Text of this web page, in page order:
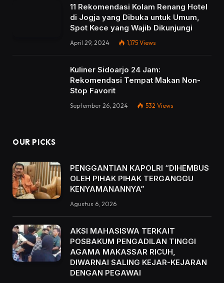
11 Rekomendasi Kolam Renang Hotel
di Jogja yang Dibuka untuk Umum,
Spot Kece yang Wajib Dikunjungi
April 29, 2024 1,175 Views
Kuliner Sidoarjo 24 Jam:
Rekomendasi Tempat Makan Non-
Stop Favorit
September 26, 2024 532 Views
OUR PICKS
PENGGANTIAN KAPOLRI “DIHEMBUS
OLEH PIHAK PIHAK TERGANGGU
KENYAMANANNYA”
Agustus 6, 2026
AKSI MAHASISWA TERKAIT
POSBAKUM PENGADILAN TINGGI
AGAMA MAKASSAR RICUH,
DIWARNAI SALING KEJAR-KEJARAN
DENGAN PEGAWAI